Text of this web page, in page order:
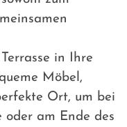
in Ihre
Möbel,
Ort, um bei
am Ende des